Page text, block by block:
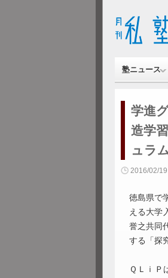
塾ニュース
学進
造学
ュラ
2016/02/19
徳島県で
える大学
誉之共同
する「探
ＱＬｉＰ